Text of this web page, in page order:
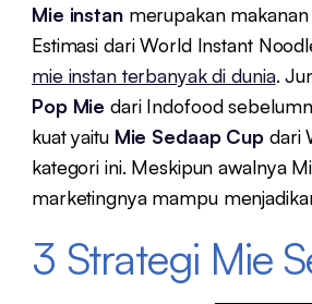
Mie instanmerupakan makanan
Estimasi dari World Instant
mie instan terbanyak di dunia.
Pop Mie dari Indofood
kuat yaitu Mie Sedaap Cup dari
kategori ini. Meskipun awalnya
marketingnya mampu
3 Strategi Mie